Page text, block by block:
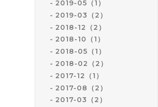
2019-05（1）
2019-03（2）
2018-12（2）
2018-10（1）
2018-05（1）
2018-02（2）
2017-12（1）
2017-08（2）
2017-03（2）